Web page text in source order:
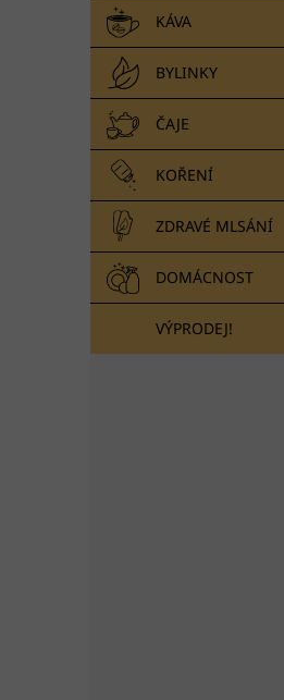
KÁVA
BYLINKY
ČAJE
KOŘENÍ
ZDRAVÉ MLSÁNÍ
DOMÁCNOST
VÝPRODEJ!